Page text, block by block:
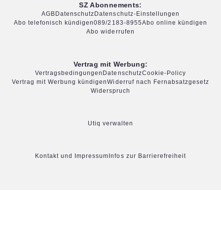
SZ Abonnements:
AGB Datenschutz Datenschutz-Einstellungen
Abo telefonisch kündigen089/2183-8955Abo online kündigen
Abo widerrufen
Vertrag mit Werbung:
Vertragsbedingungen DatenschutzCookie-Policy
Vertrag mit Werbung kündigenWiderruf nach Fernabsatzgesetz
Widerspruch
Utiq verwalten
Kontakt und Impressum Infos zur Barrierefreiheit